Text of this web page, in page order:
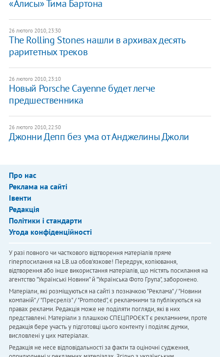
«Алисы» Тима Бартона
26 лютого 2010, 23:30
The Rolling Stones нашли в архивах десять
раритетных треков
26 лютого 2010, 23:10
Новый Porsche Cayenne будет легче
предшественника
26 лютого 2010, 22:50
Джонни Депп без ума от Анджелины Джоли
Про нас
Реклама на сайті
Івенти
Редакція
Політики і стандарти
Угода конфіденційності
У разі повного чи часткового відтворення матеріалів пряме
гіперпосилання на LB.ua обов'язкове! Передрук, копіювання,
відтворення або інше використання матеріалів, що містять посилання на
агентство "Українськi Новини" й "Українська Фото Група", заборонено.
Матеріали, які розміщуються на сайті з позначкою "Реклама" / "Новини
компаній" / "Пресреліз" / "Promoted", є рекламними та публікуються на
правах реклами. Редакція може не поділяти погляди, які в них
представлені. Матеріали з плашкою СПЕЦПРОЄКТ є рекламними, проте
редакція бере участь у підготовці цього контенту і поділяє думки,
висловлені у цих матеріалах.
Редакція не несе відповідальності за факти та оціночні судження,